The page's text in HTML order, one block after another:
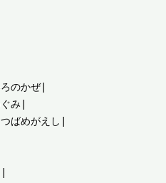
のかぜ|
み|
ばめがえし|